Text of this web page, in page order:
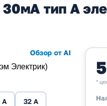
тип A
Обзор от AI
Электрик)
А 32 А
*